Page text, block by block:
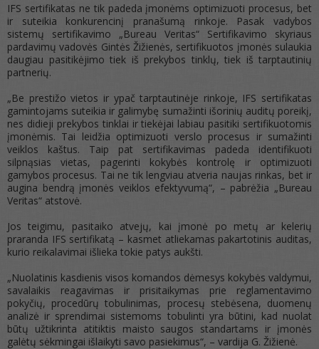
IFS sertifikatas ne tik padeda įmonėms optimizuoti procesus, bet
ir suteikia konkurencinį pranašumą rinkoje. Pasak vadybos
sistemų sertifikavimo „Bureau Veritas“ Sertifikavimo skyriaus
pardavimų vadovės Gintės Žižienės, sertifikuotos įmonės sulaukia
daugiau pasitikėjimo tiek iš prekybos tinklų, tiek iš tarptautinių
partnerių.
„Be prestižo vietos ir ypač tarptautinėje rinkoje, IFS sertifikatas
gamintojams suteikia ir galimybę sumažinti išorinių auditų poreikį,
nes didieji prekybos tinklai ir tiekėjai labiau pasitiki sertifikuotomis
įmonėmis. Tai leidžia optimizuoti verslo procesus ir sumažinti
veiklos kaštus. Taip pat sertifikavimas padeda identifikuoti
silpnąsias vietas, pagerinti kokybės kontrolę ir optimizuoti
gamybos procesus. Tai ne tik lengviau atveria naujas rinkas, bet ir
augina bendrą įmonės veiklos efektyvumą“, – pabrėžia „Bureau
Veritas“ atstovė.
Jos teigimu, pasitaiko atvejų, kai įmonė po metų ar kelerių
praranda IFS sertifikatą – kasmet atliekamas pakartotinis auditas,
kurio reikalavimai išlieka tokie patys aukšti.
„Nuolatinis kasdienis visos komandos dėmesys kokybės valdymui,
savalaikis reagavimas ir prisitaikymas prie reglamentavimo
pokyčių, procedūrų tobulinimas, procesų stebėsena, duomenų
analizė ir sprendimai sistemoms tobulinti yra būtini, kad nuolat
būtų užtikrinta atitiktis maisto saugos standartams ir įmonės
galėtų sėkmingai išlaikyti savo pasiekimus“, – vardija G. Žižienė.